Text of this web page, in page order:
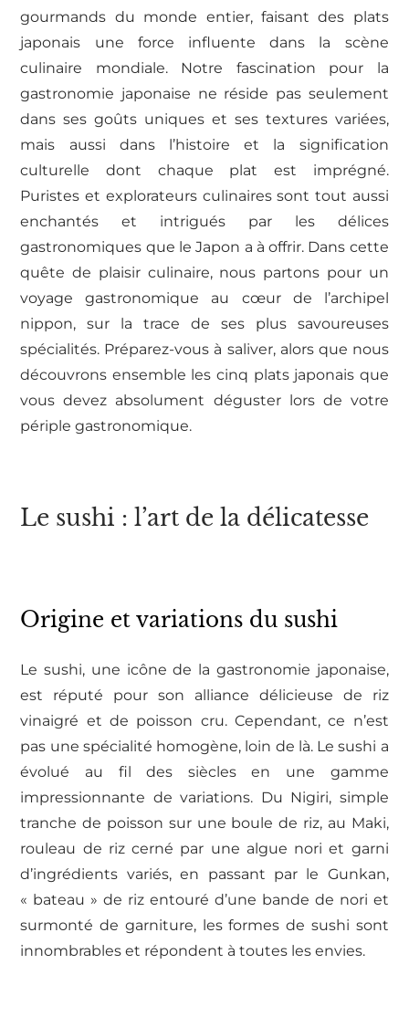
gourmands du monde entier, faisant des plats
japonais une force influente dans la scène
culinaire mondiale. Notre fascination pour la
gastronomie japonaise ne réside pas seulement
dans ses goûts uniques et ses textures variées,
mais aussi dans l’histoire et la signification
culturelle dont chaque plat est imprégné.
Puristes et explorateurs culinaires sont tout aussi
enchantés et intrigués par les délices
gastronomiques que le Japon a à offrir. Dans cette
quête de plaisir culinaire, nous partons pour un
voyage gastronomique au cœur de l’archipel
nippon, sur la trace de ses plus savoureuses
spécialités. Préparez-vous à saliver, alors que nous
découvrons ensemble les cinq plats japonais que
vous devez absolument déguster lors de votre
périple gastronomique.
Le sushi : l’art de la délicatesse
Origine et variations du sushi
Le sushi, une icône de la gastronomie japonaise,
est réputé pour son alliance délicieuse de riz
vinaigré et de poisson cru. Cependant, ce n’est
pas une spécialité homogène, loin de là. Le sushi a
évolué au fil des siècles en une gamme
impressionnante de variations. Du Nigiri, simple
tranche de poisson sur une boule de riz, au Maki,
rouleau de riz cerné par une algue nori et garni
d’ingrédients variés, en passant par le Gunkan,
« bateau » de riz entouré d’une bande de nori et
surmonté de garniture, les formes de sushi sont
innombrables et répondent à toutes les envies.